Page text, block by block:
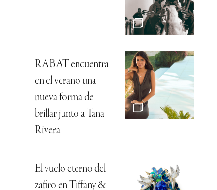
RABAT encuentra
en el verano una
nueva forma de
brillar junto a Tana
Rivera
El vuelo eterno del
zafiro en Tiffany &